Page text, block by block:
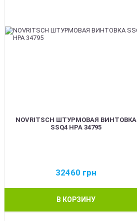
NOVRITSCH ШТУРМОВАЯ ВИНТОВКА
SSQ4 HPA 34795
32460 грн
В КОРЗИНУ